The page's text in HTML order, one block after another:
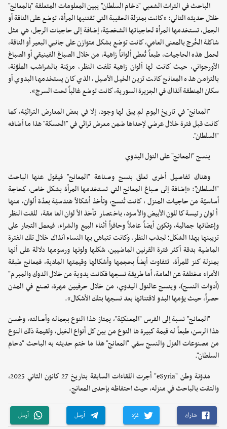
الباحث في التراث الشعبي "دحّام السلطان" يبين المعلومات المتعلقة "بالمعانج"
خلال حديثه التالي: «كانت بمنزلة الحقيبة التي تقتنيها المرأة، توضع على الناقة أو
الجمل، تستخدمها المرأة لحاجياتها الشخصيّة، إضافة إلى حاجيات الرجل، هي مثل
شاكلة الخُرج بالمعنى العامي، كانت توضع بشكل متوازن على جانبي البعير أو الناقة،
لحمل هذه الحاجيات، طبعاً تُعطى ألواناً زاهية، من خلال الصباغ الفينيقي أو الصباغ
الأورجواني، حيث كانت لها ألوان زاهية تلفت النظر، مزيّنة بالشراشب الملوّنة،
بالتزامن هذه المعانج كانت تزين الخيل الأصيل، الذي كان يستخدمها البدوي أو
سكان المنطقة آنذاك في الجزيرة السورية، كانت توضع غالباً تحت السرج».
"المعانج" في تاريخ اليوم لم يبق لها وجود، إلا في بعض المعارض التراثيّة، كما
كانت قبل فترة خلال عرضي لإحداها ضمن معرض تراثي في "الحسكة" هذا ما أضافه
"السلطان".
ينسج "المعانج" على النول اليدوي
وهناك تفاصيل أخرى تعلق بنسج وصناعة "المعانج" فيقول عنها الباحث
"السلطان": «إضافة إلى صباغ المعانج التي تستخدمها المرأة بشكل خاص، كحاجة
أساسيّة من حاجيات المنزل ، كانت تُنسج، وتأخذ أشكالاً هندسيّة بعدّة ألوان، منها
ألوان رئيسة كاللون الأبيض والأسود، باختصار تأخذ الألوان الغامقة، للفت النظر
وإعطائها جمالية، وتكون أيضاً عاملاً وحافزاً أثناء البيع والشراء، فيعمل التجار على
تزيينها بهذا الشكل؛ لجذب النظر، وكانت تتباهى بها النساء آنذاك خلال تلك الفترة
الماضية بدقة أكثر فترة القرنين الماضيين، شكلها ولونها ورسومها دلالة على أنها
بمنزلة كنز للمرأة، تتفاوت أيضاً بحجمها وأشكالها وقيمتها المادية، فمعانج طبقة
الأمراء مختلفة عن العامة، أما طريقة نسجها فكانت يدوية من خلال الدوك والمبرم"
(أدوات النسج)، وينسج عالنول اليدوي، من خلال حرفيين مهرة، تصنع في المدن
حصراً، حيث يؤمها البدو لاقتنائها بعد نسجها بتلك الأشكال».
"المعانج" نسبة إلى الفرس "المعنكيّة"، يمتاز هذا النوع بجماله وأصالته، وحُسن
هذا الرسن، طبعاً له قيمة كبيرة ها النوع من بين كل أنواع الخيل، ولقيمة ذلك النوع
من مصنوعات الغزل والنسج سمّي "المعانج" هذا ما ختم حديثه به الباحث "دحام
السلطان".
مدوّنة وطن "eSyria" أجرت اللقاءات السابقة بتاريخ 27 كانون الثاني 2025،
والتقت بالباحث في منزله، حيث احتفاظه بإحدى المعانج.
شارك غرّد أرسل أرسل